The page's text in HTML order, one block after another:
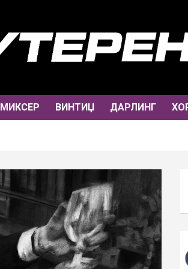
МИКСЕР ВИНТИЏ ДАРЛИНГ